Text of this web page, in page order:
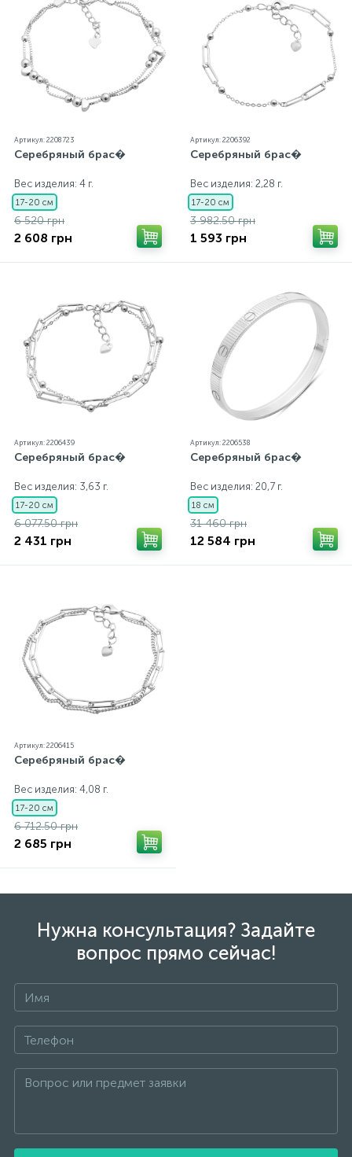
Артикул: 2208723
Серебряный брас�
Вес изделия: 4 г.
17-20 см
6 520 грн
2 608 грн
Артикул: 2206392
Серебряный брас�
Вес изделия: 2,28 г.
17-20 см
3 982.50 грн
1 593 грн
Артикул: 2206439
Серебряный брас�
Вес изделия: 3,63 г.
17-20 см
6 077.50 грн
2 431 грн
Артикул: 2206538
Серебряный брас�
Вес изделия: 20,7 г.
18 см
31 460 грн
12 584 грн
Артикул: 2206415
Серебряный брас�
Вес изделия: 4,08 г.
17-20 см
6 712.50 грн
2 685 грн
Нужна консультация? Задайте
вопрос прямо сейчас!